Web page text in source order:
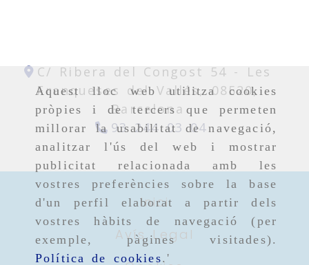
Aquest lloc web utilitza cookies
pròpies i de tercers que permeten
millorar la usabilitat de navegació,
analitzar l'ús del web i mostrar
publicitat relacionada amb les
vostres preferències sobre la base
d'un perfil elaborat a partir dels
vostres hàbits de navegació (per
exemple, pàgines visitades).
Política de cookies.'
C/ Ribera del Congost 54 -
Les
Franqueses del Vallés,08520,
Barcelona
93 244 03 04
Inici
Avís Legal